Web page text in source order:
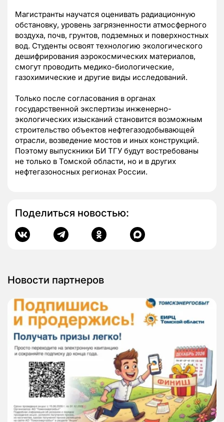
Магистранты научатся оценивать радиационную
обстановку, уровень загрязненности атмосферного
воздуха, почв, грунтов, подземных и поверхностных
вод. Студенты освоят технологию экологического
дешифрирования аэрокосмических материалов,
смогут проводить медико-биологические,
газохимические и другие виды исследований.
Только после согласования в органах
государственной экспертизы инженерно-
экологических изысканий становится возможным
строительство объектов нефтегазодобывающей
отрасли, возведение мостов и иных конструкций.
Поэтому выпускники БИ ТГУ будут востребованы
не только в Томской области, но и в других
нефтегазоносных регионах России.
Поделиться новостью:
Новости партнеров